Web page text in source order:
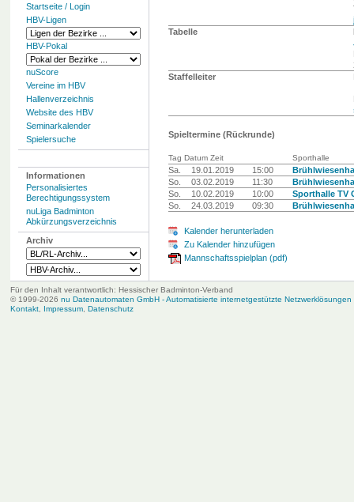
Startseite / Login
HBV-Ligen
HBV-Pokal
nuScore
Vereine im HBV
Hallenverzeichnis
Website des HBV
Seminarkalender
Spielersuche
Informationen
Personalisiertes
Berechtigungssystem
nuLiga Badminton
Abkürzungsverzeichnis
Archiv
Tabelle
Staffelleiter
Spieltermine (Rückrunde)
Tag Datum Zeit Sporthalle
Sa. 19.01.2019 15:00
So.
03.02.2019 11:30
So.
10.02.2019 10:00
Sporthalle TV
So.
24.03.2019 09:30
Kalender herunterladen
Zu Kalender hinzufügen
Mannschaftsspielplan (pdf)
Für den Inhalt verantwortlich: Hessischer Badminton-Verband
© 1999-2026 nu Datenautomaten GmbH - Automatisierte internetgestützte Netzwerklösungen
Kontakt, Impressum, Datenschutz